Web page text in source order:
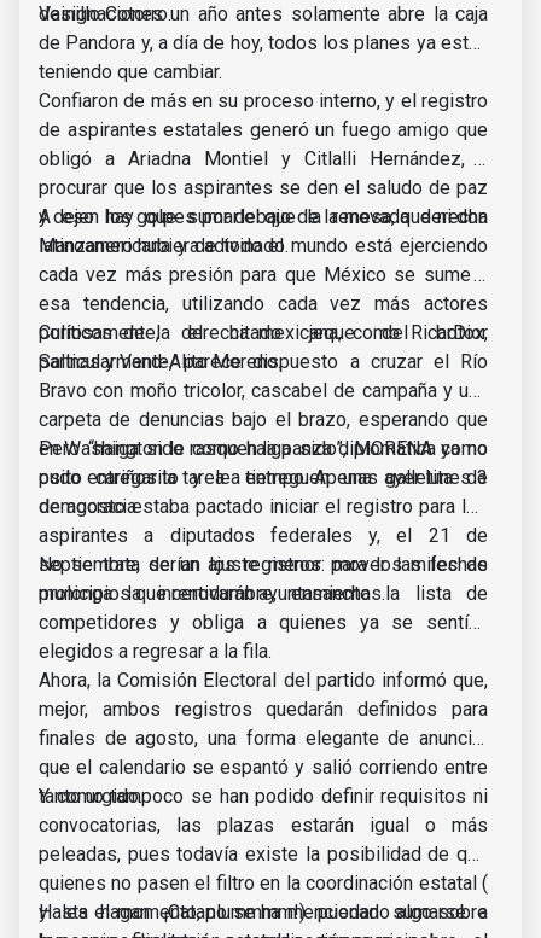
Vainillo Cotorro.
designaciones un año antes solamente abre la caja
de Pandora y, a día de hoy, todos los planes ya están
teniendo que cambiar.
Confiaron de más en su proceso interno, y el registro
de aspirantes estatales generó un fuego amigo que
obligó a Ariadna Montiel y Citlalli Hernández, a
procurar que los aspirantes se den el saludo de paz
y dejen los golpes por debajo de la mesa, que ni don
Manzanero hubiera adivinado.
A eso hay que sumarle que la renovada derecha
latinoamericana y de todo el mundo está ejerciendo
cada vez más presión para que México se sume a
esa tendencia, utilizando cada vez más actores
políticos de la derecha mexicana, como RicarDior
Salinas y Vand-Alito Moreno.
Curiosamente, el citado jeque del botox,
particularmente, parece dispuesto a cruzar el Río
Bravo con moño tricolor, cascabel de campaña y una
carpeta de denuncias bajo el brazo, esperando que
en Washington le rasquen la panza diplomática como
osito cariñosito y le entreguen una galletita de
democracia.
Pero “haiga sido como haiga sido”, MORENA ya no
pudo entregar la tarea a tiempo. Apenas ayer lunes 3
de agosto estaba pactado iniciar el registro para los
aspirantes a diputados federales y, el 21 de
septiembre, serían los registros para los miles de
municipios que renovarán ayuntamientos.
No se trata de un ajuste menor: mover las fechas
prolonga la incertidumbre, ensancha la lista de
competidores y obliga a quienes ya se sentían
elegidos a regresar a la fila.
Ahora, la Comisión Electoral del partido informó que,
mejor, ambos registros quedarán definidos para
finales de agosto, una forma elegante de anunciar
que el calendario se espantó y salió corriendo entre
tanto urgido.
Y como tampoco se han podido definir requisitos ni
convocatorias, las plazas estarán igual o más
peleadas, pues todavía existe la posibilidad de que
quienes no pasen el filtro en la coordinación estatal (
y les hagan ¡Cataplummmm!) puedan sumarse a
Hasta el momento, no se ha mencionado algo sobre